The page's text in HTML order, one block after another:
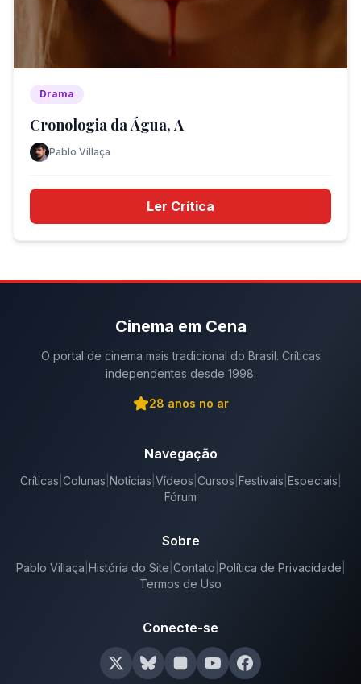
Drama
Cronologia da Água, A
Pablo Villaça
Ler Crítica
Cinema em Cena
O portal de cinema mais tradicional do Brasil. Críticas
independentes desde 1998.
28 anos no ar
Navegação
Críticas Colunas Notícias Vídeos Cursos Festivais Especiais
Fórum
Sobre
Pablo Villaça História do Site Contato Política de Privacidade
Termos de Uso
Conecte-se